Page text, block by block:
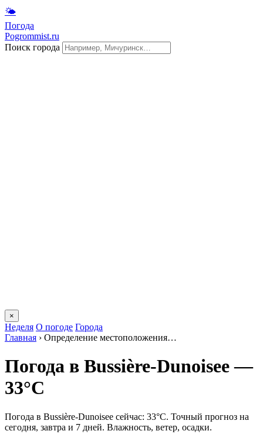
🌤
Погода
Pogrommist.ru
Поиск города
×
Неделя О погоде Города
Главная › Определение местоположения…
Погода в Bussière-Dunoiseе —
33°C
Погода в Bussière-Dunoiseе сейчас: 33°C. Точный прогноз на
сегодня, завтра и 7 дней. Влажность, ветер, осадки.